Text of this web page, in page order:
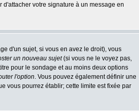
votre signature à un message en
d'un sujet, si vous en avez le droit), vous
un nouveau sujet(si vous ne le voyez pas,
pour le sondage et au moins deux options
l'option. Vous pouvez également définir une
vous pourrez établir; cette limite est fixée par